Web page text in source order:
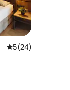
Calificación
5 (24)